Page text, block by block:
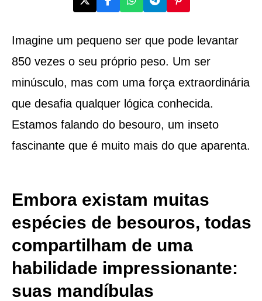
Imagine um pequeno ser que pode levantar
850 vezes o seu próprio peso. Um ser
minúsculo, mas com uma força extraordinária
que desafia qualquer lógica conhecida.
Estamos falando do besouro, um inseto
fascinante que é muito mais do que aparenta.
Embora existam muitas
espécies de besouros, todas
compartilham de uma
habilidade impressionante:
suas mandíbulas